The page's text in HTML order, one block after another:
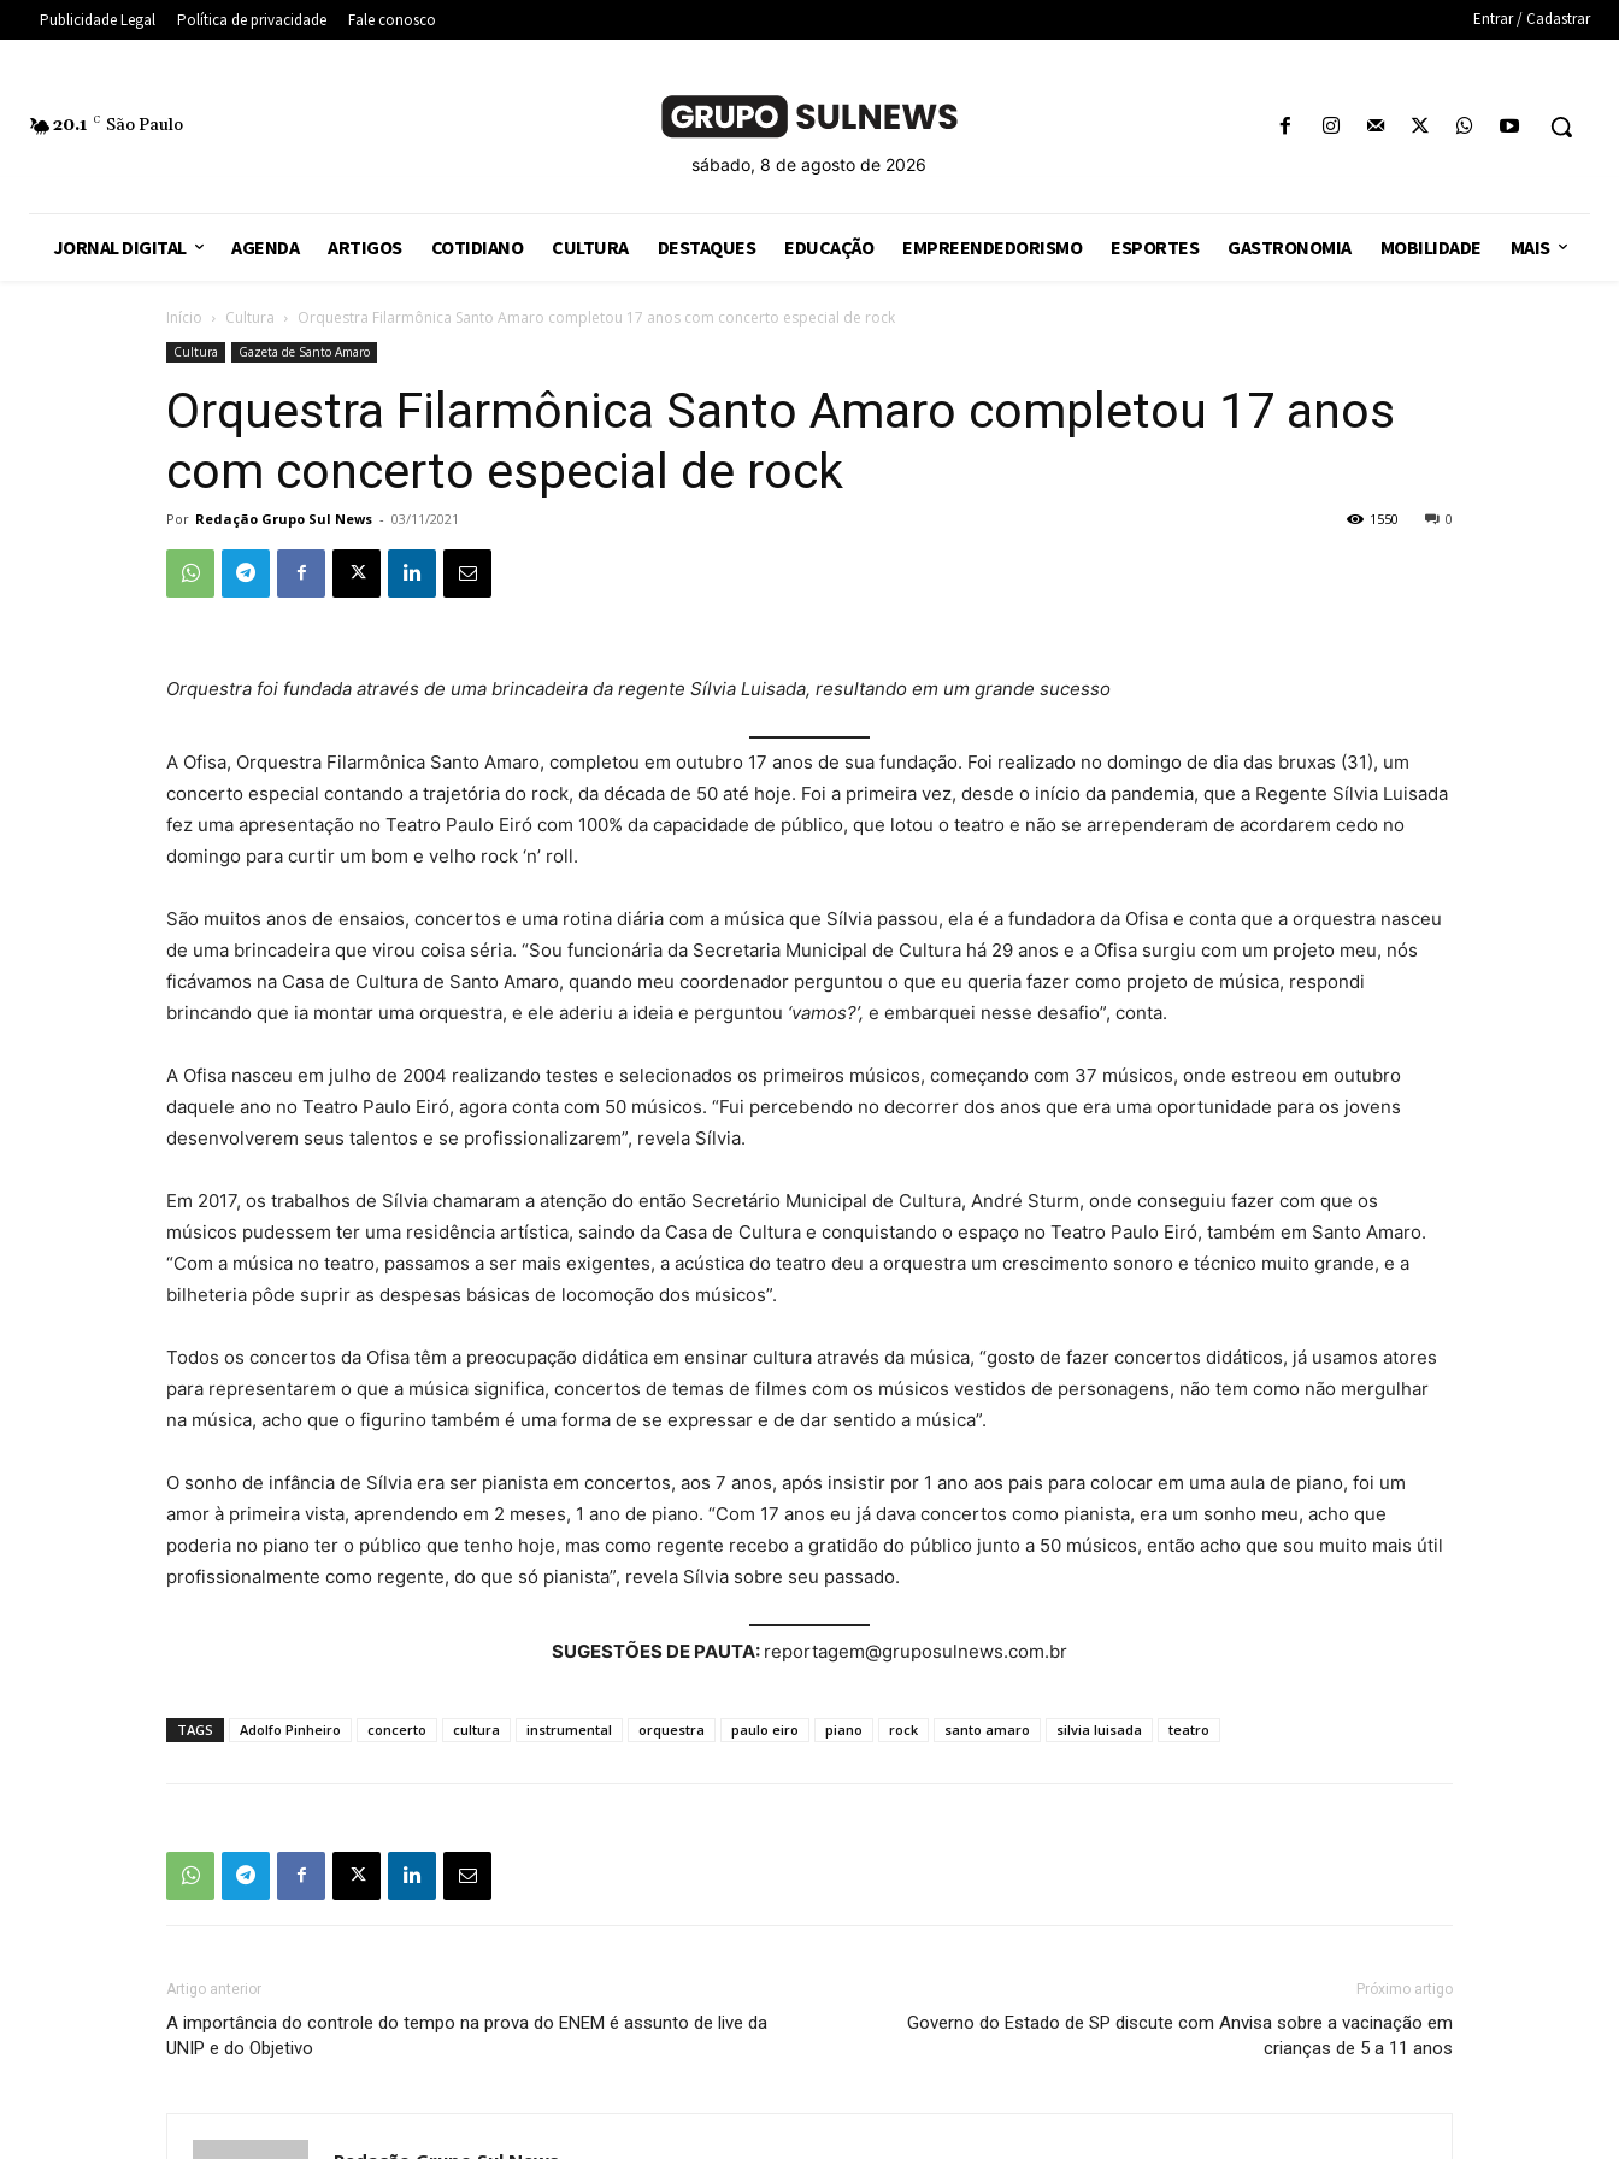
Publicidade Legal Política de privacidade Fale conosco Entrar / Cadastrar
20.1 C São Paulo
sábado, 8 de agosto de 2026
JORNAL DIGITAL AGENDA ARTIGOS COTIDIANO CULTURA DESTAQUES EDUCAÇÃO EMPREENDEDORISMO ESPORTES GASTRONOMIA MOBILIDADE MAIS
Início Cultura Orquestra Filarmônica Santo Amaro completou 17 anos com concerto especial de rock
Cultura Gazeta de Santo Amaro
Orquestra Filarmônica Santo Amaro completou 17 anos
com concerto especial de rock
Por Redação Grupo Sul News - 03/11/2021 0
1550
Orquestra foi fundada através de uma brincadeira da regente Sílvia Luisada, resultando em um grande sucesso
A Ofisa, Orquestra Filarmônica Santo Amaro, completou em outubro 17 anos de sua fundação. Foi realizado no domingo de dia das bruxas (31), um
concerto especial contando a trajetória do rock, da década de 50 até hoje. Foi a primeira vez, desde o início da pandemia, que a Regente Sílvia Luisada
fez uma apresentação no Teatro Paulo Eiró com 100% da capacidade de público, que lotou o teatro e não se arrependeram de acordarem cedo no
domingo para curtir um bom e velho rock ‘n’ roll.
São muitos anos de ensaios, concertos e uma rotina diária com a música que Sílvia passou, ela é a fundadora da Ofisa e conta que a orquestra nasceu
de uma brincadeira que virou coisa séria. “Sou funcionária da Secretaria Municipal de Cultura há 29 anos e a Ofisa surgiu com um projeto meu, nós
ficávamos na Casa de Cultura de Santo Amaro, quando meu coordenador perguntou o que eu queria fazer como projeto de música, respondi
brincando que ia montar uma orquestra, e ele aderiu a ideia e perguntou ‘vamos?’, e embarquei nesse desafio”, conta.
A Ofisa nasceu em julho de 2004 realizando testes e selecionados os primeiros músicos, começando com 37 músicos, onde estreou em outubro
daquele ano no Teatro Paulo Eiró, agora conta com 50 músicos. “Fui percebendo no decorrer dos anos que era uma oportunidade para os jovens
desenvolverem seus talentos e se profissionalizarem”, revela Sílvia.
Em 2017, os trabalhos de Sílvia chamaram a atenção do então Secretário Municipal de Cultura, André Sturm, onde conseguiu fazer com que os
músicos pudessem ter uma residência artística, saindo da Casa de Cultura e conquistando o espaço no Teatro Paulo Eiró, também em Santo Amaro.
“Com a música no teatro, passamos a ser mais exigentes, a acústica do teatro deu a orquestra um crescimento sonoro e técnico muito grande, e a
bilheteria pôde suprir as despesas básicas de locomoção dos músicos”.
Todos os concertos da Ofisa têm a preocupação didática em ensinar cultura através da música, “gosto de fazer concertos didáticos, já usamos atores
para representarem o que a música significa, concertos de temas de filmes com os músicos vestidos de personagens, não tem como não mergulhar
na música, acho que o figurino também é uma forma de se expressar e de dar sentido a música”.
O sonho de infância de Sílvia era ser pianista em concertos, aos 7 anos, após insistir por 1 ano aos pais para colocar em uma aula de piano, foi um
amor à primeira vista, aprendendo em 2 meses, 1 ano de piano. “Com 17 anos eu já dava concertos como pianista, era um sonho meu, acho que
poderia no piano ter o público que tenho hoje, mas como regente recebo a gratidão do público junto a 50 músicos, então acho que sou muito mais útil
profissionalmente como regente, do que só pianista”, revela Sílvia sobre seu passado.
SUGESTÕES DE PAUTA: reportagem@gruposulnews.com.br
TAGS Adolfo Pinheiro concerto cultura instrumental orquestra paulo eiro piano rock santo amaro silvia luisada teatro
Artigo anterior
A importância do controle do tempo na prova do ENEM é assunto de live da
UNIP e do Objetivo
Próximo artigo
Governo do Estado de SP discute com Anvisa sobre a vacinação em
crianças de 5 a 11 anos